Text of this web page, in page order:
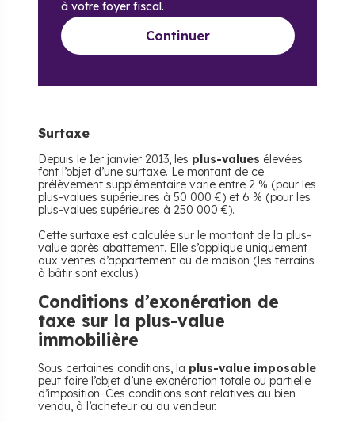
à votre foyer fiscal.
Continuer
Surtaxe
Depuis le 1er janvier 2013, les plus-values élevées
font l’objet d’une surtaxe. Le montant de ce
prélèvement supplémentaire varie entre 2 % (pour les
plus-values supérieures à 50 000 €) et 6 % (pour les
plus-values supérieures à 250 000 €).
Cette surtaxe est calculée sur le montant de la plus-
value après abattement. Elle s’applique uniquement
aux ventes d’appartement ou de maison (les terrains
à bâtir sont exclus).
Conditions d’exonération de
taxe sur la plus-value
immobilière
Sous certaines conditions, la plus-value imposable
peut faire l’objet d’une exonération totale ou partielle
d’imposition. Ces conditions sont relatives au bien
vendu, à l’acheteur ou au vendeur.